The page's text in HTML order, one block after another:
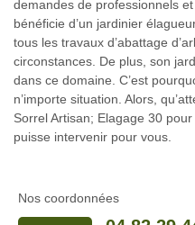
demandes de professionnels
bénéficie d’un jardinier
tous les travaux d’abattage
circonstances. De plus, son
dans ce domaine. C’est
n’importe situation. Alors,
Sorrel Artisan; Elagage 30
puisse intervenir pour vous.
Nos coordonnées